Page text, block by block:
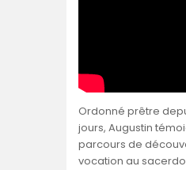
Ordonné prêtre
jours, Augustin
parcours de
vocation au